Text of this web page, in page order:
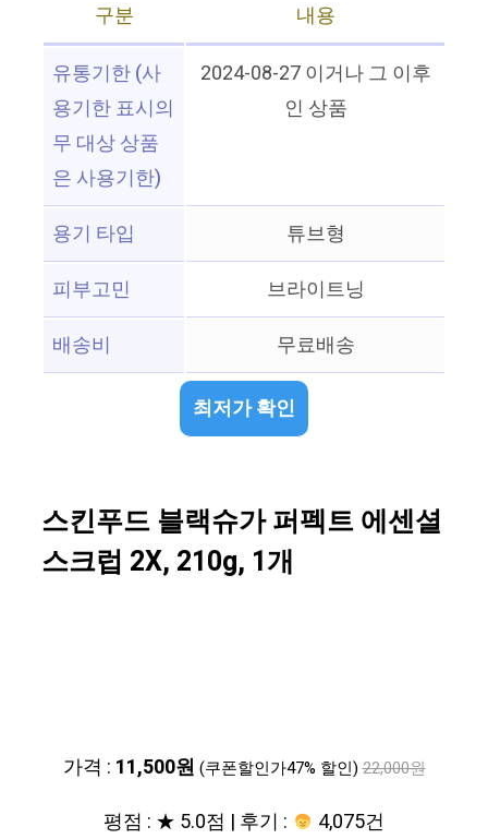
구분
내용
유통기한 (사
용기한 표시의
무 대상 상품
은 사용기한)
2024-08-27 이거나 그 이후
인 상품
용기 타입
튜브형
피부고민
브라이트닝
배송비
무료배송
최저가 확인
스킨푸드 블랙슈가 퍼펙트 에센셜
스크럽 2X, 210g, 1개
가격 : 11,500원 (쿠폰할인가47% 할인) 22,000원
평점 : ★ 5.0점 | 후기 : 4,075건